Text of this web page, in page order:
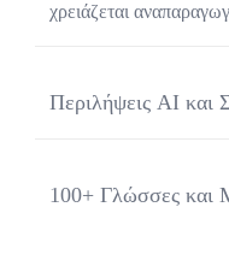
χρειάζεται
Περιλήψεις AI και
εξάγονται αυτόματα.
100+ Γλώσσες και